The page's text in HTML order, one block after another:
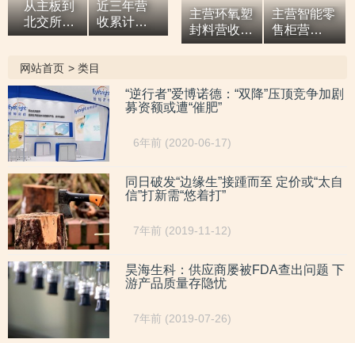
从主板到
北交所，7
亿元营收
服务商两
次撤单，
募投项目
必要性与
核心技术
竞争力
遭“拷问”
近三年营
收累计超9
亿元，拓
场背后外
销收入合
计六百余
万元，辅
导期间参
与高校牵
头的重点
研发项
目，大客
户股东或
与该高校
人员“同名”
主营环氧塑
封料营收逐
年增高，应
同行，辅导
期内或向关
击”置出资
主营智能零
售柜营
收“两连
低，自称AI
网站首页 > 类目
“逆行者”爱博诺德：“双降”压顶竞争加剧
募资额或遭“催肥”
6年前 (2020-06-17)
同日破发“边缘生”接踵而至 定价或“太自
信”打新需“悠着打”
7年前 (2019-11-12)
昊海生科：供应商屡被FDA查出问题 下
游产品质量存隐忧
7年前 (2019-07-26)